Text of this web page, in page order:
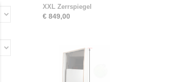
XXL Zerrspiegel
€ 849,00